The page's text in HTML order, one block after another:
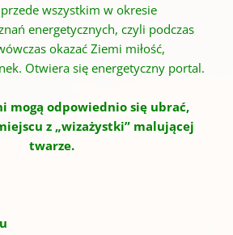
wszystkim w okresie
energetycznych, czyli podczas
okazać Ziemi miłość,
Otwiera się energetyczny portal.
mogą odpowiednio się ubrać,
z „wizażystki” malującej
twarze.